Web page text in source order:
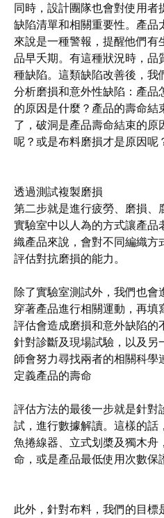
同時，設計團隊也會對使用者
缺陷清單和相關重要性。產品
來說是一種警報，提醒他們有
品早夭期。有這種狀況時，品
種缺陷。這類缺陷改善後，我
分析磨損和意外性缺陷：產品
的原因是什麼？產品的壽命
了，破洞是產品壽命結束的原
呢？或是布料磨損才是原因呢
透過測試複製磨損
第二步就是進行疲勞、磨損、
實驗室中以人為的方式讓產品
織產品來說，會對不同編織方
評估對抗磨損的能力。
除了實驗室測試外，我們也會
穿著產品進行相關運動，再填
評估會造成磨損和意外缺陷的
針對診斷及現場試驗，以及另
師會努力尋找兩者的相關科學
定義產品的壽命
評估方法的最後一步就是針對
試，進行數據解讀。這樣的話
魚捲線器、立式划槳及獨木舟
命，或是產品最低使用次數保
此外，針對布料，我們的目標